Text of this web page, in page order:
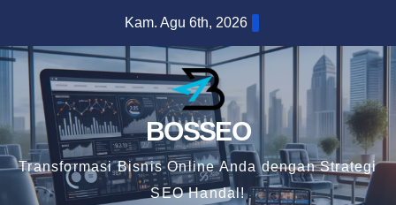
content
Kam. Agu 6th, 2026
BOSSEO
Transformasi Bisnis Online Anda dengan Strategi
SEO Handal!